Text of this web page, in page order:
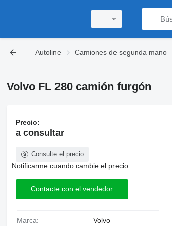
Autoline Camiones de segunda mano
Volvo FL 280 camión furgón
Precio:
a consultar
Consulte el precio
Notificarme cuando cambie el precio
Contacte con el vendedor
Marca: Volvo